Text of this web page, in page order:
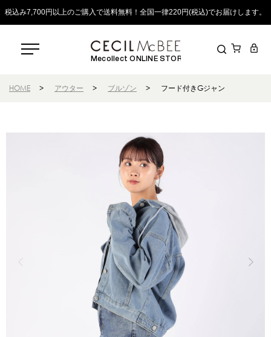
税込み7,700円以上のご購入で送料無料！全国一律220円(税込)でお届けします。
Mecollect ONLINE STORE
HOME > アウター > ブルゾン > フード付きGジャン